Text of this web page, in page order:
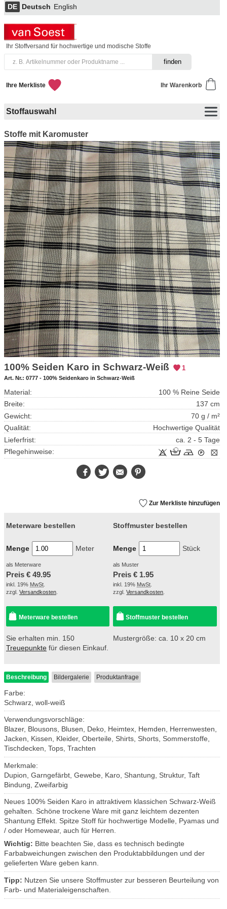
DE Deutsch English
Ihr Stoffversand für hochwertige und modische Stoffe
Ihr Warenkorb
Ihre Merkliste
Stoffauswahl
Stoffe mit Karomuster
100% Seiden Karo in Schwarz-Weiß 1
Art. Nr.: 0777 - 100% Seidenkaro in Schwarz-Weiß
Material:
100 % Reine Seide
Breite:
137 cm
Gewicht:
70 g / m²
Qualität:
Hochwertige Qualität
Lieferfrist:
ca. 2 - 5 Tage
Pflegehinweise:
FacebookTwitter E-
Mail
Zur Merkliste hinzufügen
Meterware bestellen
Menge Meter
als Meterware
Preis € 49.95
inkl. 19% MwSt
zzgl. Versandkosten
Meterware bestellen
Sie erhalten min. 150
Treuepunkte für diesen Einkauf.
Stoffmuster bestellen
Menge Stück
als Muster
Preis € 1.95
inkl. 19% MwSt
zzgl.Versandkosten
Stoffmuster bestellen
Mustergröße: ca. 10 x 20 cm
Beschreibung Bildergalerie Produktanfrage
Farbe:
Schwarz, woll-weiß
Verwendungsvorschläge:
Blazer, Blousons, Blusen, Deko, Heimtex, Hemden, Herrenwesten,
Jacken, Kissen, Kleider, Oberteile, Shirts, Shorts, Sommerstoffe,
Tischdecken, Tops, Trachten
Merkmale:
Dupion, Garngefärbt, Gewebe, Karo, Shantung, Struktur, Taft
Bindung, Zweifarbig
Neues 100% Seiden Karo in attraktivem klassichen Schwarz-Weiß
gehalten. Schöne trockene Ware mit ganz leichtem dezenten
Shantung Effekt. Spitze Stoff für hochwertige Modelle, Pyamas und
/ oder Homewear, auch für Herren.
Wichtig: Bitte beachten Sie, dass es technisch bedingte
Farbabweichungen zwischen den Produktabbildungen und der
gelieferten Ware geben kann.
Tipp: Nutzen Sie unsere Stoffmuster zur besseren Beurteilung von
Farb- und Materialeigenschaften.